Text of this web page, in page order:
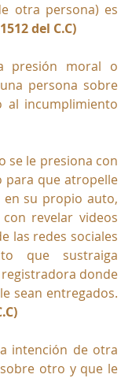
otra persona) es
del C.C)
presión moral o
persona sobre
al incumplimiento
se le presiona con
para que atropelle
su propio auto,
revelar videos
las redes sociales
que sustraiga
donde
intención de otra
otro y que le